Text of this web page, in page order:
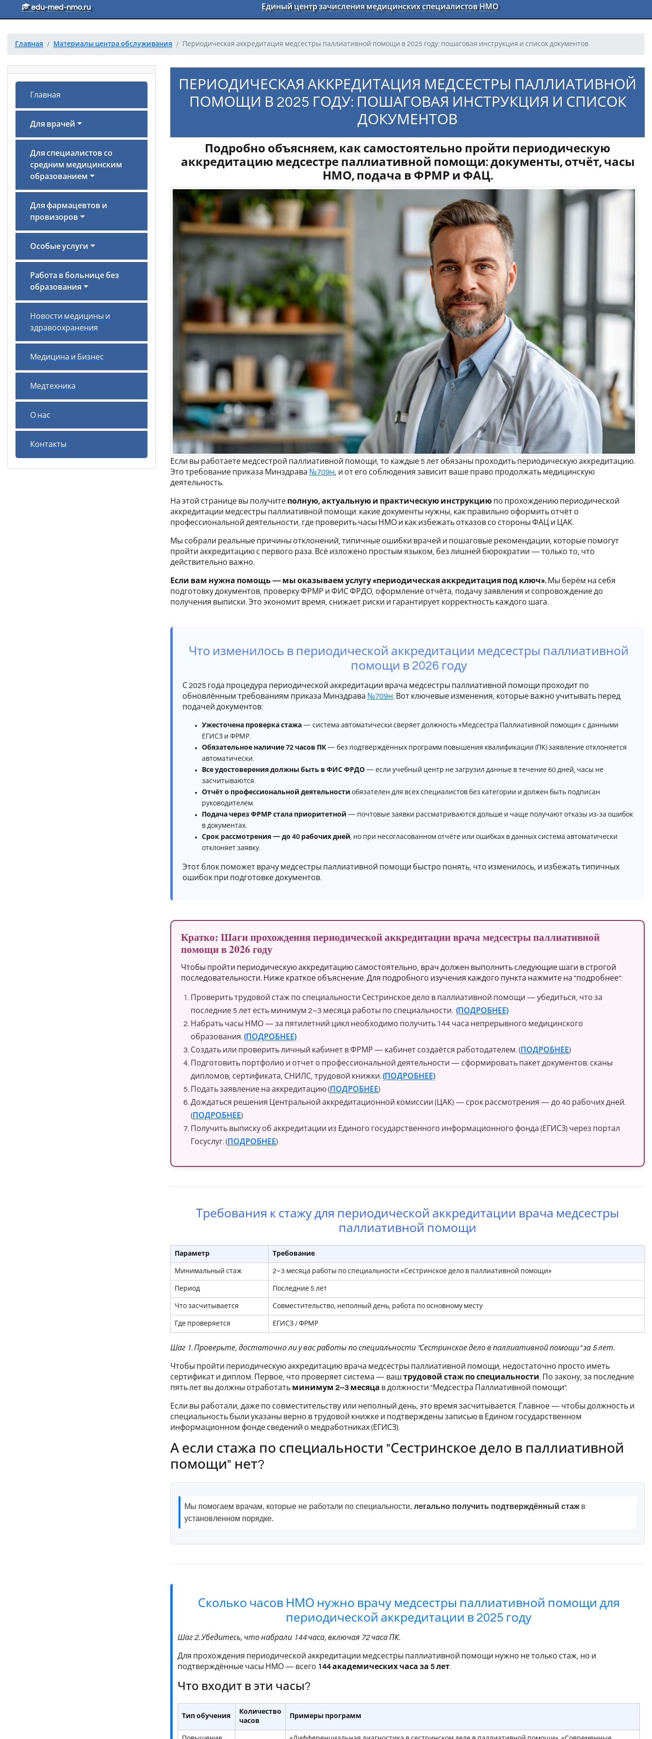
Перейти к основному тексту
edu-med-nmo.ru Единый центр зачисления медицинских специалистов НМО
Главная Материалы центра обслуживания Периодическая аккредитация медсестры паллиативной помощи в 2025 году: пошаговая инструкция и список документов
Главная
Для врачей
Для специалистов со
средним медицинским
образованием
Для фармацевтов и
провизоров
Особые услуги
Работа в больнице без
образования
Новости медицины и
здравоохранения
Медицина и Бизнес
Медтехника
О нас
Контакты
ПЕРИОДИЧЕСКАЯ АККРЕДИТАЦИЯ МЕДСЕСТРЫ ПАЛЛИАТИВНОЙ
ПОМОЩИ В 2025 ГОДУ: ПОШАГОВАЯ ИНСТРУКЦИЯ И СПИСОК
ДОКУМЕНТОВ
Подробно объясняем, как самостоятельно пройти периодическую
аккредитацию медсестре паллиативной помощи: документы, отчёт, часы
НМО, подача в ФРМР и ФАЦ.
Если вы работаете медсестрой паллиативной помощи, то каждые 5 лет обязаны проходить периодическую аккредитацию.
Это требование приказа Минздрава №709н , и от его соблюдения зависит ваше право продолжать медицинскую
деятельность.
На этой странице вы получите полную, актуальную и практическую инструкцию по прохождению периодической
аккредитации медсестры паллиативной помощи: какие документы нужны, как правильно оформить отчёт о
профессиональной деятельности, где проверить часы НМО и как избежать отказов со стороны ФАЦ и ЦАК.
Мы собрали реальные причины отклонений, типичные ошибки врачей и пошаговые рекомендации, которые помогут
пройти аккредитацию с первого раза. Всё изложено простым языком, без лишней бюрократии — только то, что
действительно важно.
Если вам нужна помощь — мы оказываем услугу «периодическая аккредитация под ключ». Мы берём на себя
подготовку документов, проверку ФРМР и ФИС ФРДО, оформление отчёта, подачу заявления и сопровождение до
получения выписки. Это экономит время, снижает риски и гарантирует корректность каждого шага.
Что изменилось в периодической аккредитации медсестры паллиативной
помощи в 2026 году
С 2025 года процедура периодической аккредитации врача медсестры паллиативной помощи проходит по
обновлённым требованиям приказа Минздрава №709н . Вот ключевые изменения, которые важно учитывать перед
подачей документов:
Ужесточена проверка стажа — система автоматически сверяет должность «Медсестра Паллиативной помощи» с данными
ЕГИСЗ и ФРМР.
Обязательное наличие 72 часов ПК — без подтверждённых программ повышения квалификации (ПК) заявление отклоняется
автоматически.
Все удостоверения должны быть в ФИС ФРДО — если учебный центр не загрузил данные в течение 60 дней, часы не
засчитываются.
Отчёт о профессиональной деятельности обязателен для всех специалистов без категории и должен быть подписан
руководителем.
Подача через ФРМР стала приоритетной — почтовые заявки рассматриваются дольше и чаще получают отказы из‑за ошибок
в документах.
Срок рассмотрения — до 40 рабочих дней , но при несогласованном отчёте или ошибках в данных система автоматически
отклоняет заявку.
Этот блок поможет врачу медсестры паллиативной помощи быстро понять, что изменилось, и избежать типичных
ошибок при подготовке документов.
Кратко: Шаги прохождения периодической аккредитации врача медсестры паллиативной
помощи в 2026 году
Чтобы пройти периодическую аккредитацию самостоятельно, врач должен выполнить следующие шаги в строгой
последовательности. Ниже краткое объяснение. Для подробного изучения каждого пункта нажмите на "подробнее":
Проверить трудовой стаж по специальности Сестринское дело в паллиативной помощи — убедиться, что за
последние 5 лет есть минимум 2–3 месяца работы по специальности. (ПОДРОБНЕЕ)
Набрать часы НМО — за пятилетний цикл необходимо получить 144 часа непрерывного медицинского
образования. (ПОДРОБНЕЕ)
Создать или проверить личный кабинет в ФРМР — кабинет создаётся работодателем. (ПОДРОБНЕЕ)
Подготовить портфолио и отчет о профессиональной деятельности — сформировать пакет документов: сканы
дипломов, сертификата, СНИЛС, трудовой книжки. (ПОДРОБНЕЕ)
Подать заявление на аккредитацию (ПОДРОБНЕЕ)
Дождаться решения Центральной аккредитационной комиссии (ЦАК) — срок рассмотрения — до 40 рабочих дней.
(ПОДРОБНЕЕ)
Получить выписку об аккредитации из Единого государственного информационного фонда (ЕГИСЗ) через портал
Госуслуг. (ПОДРОБНЕЕ)
Требования к стажу для периодической аккредитации врача медсестры
паллиативной помощи
Параметр Требование
Минимальный стаж 2–3 месяца работы по специальности «Сестринское дело в паллиативной помощи»
Период Последние 5 лет
Что засчитывается Совместительство, неполный день, работа по основному месту
Где проверяется ЕГИСЗ / ФРМР
Шаг 1. Проверьте, достаточно ли у вас работы по специальности "Сестринское дело в паллиативной помощи" за 5 лет.
Чтобы пройти периодическую аккредитацию врача медсестры паллиативной помощи, недостаточно просто иметь
сертификат и диплом. Первое, что проверяет система — ваш трудовой стаж по специальности . По закону, за последние
пять лет вы должны отработать минимум 2–3 месяца в должности "Медсестра Паллиативной помощи".
Если вы работали, даже по совместительству или неполный день, это время засчитывается. Главное — чтобы должность и
специальность были указаны верно в трудовой книжке и подтверждены записью в Едином государственном
информационном фонде сведений о медработниках (ЕГИСЗ).
А если стажа по специальности "Сестринское дело в паллиативной
помощи" нет?
Мы помогаем врачам, которые не работали по специальности, легально получить подтверждённый стажв
установленном порядке.
Сколько часов НМО нужно врачу медсестры паллиативной помощи для
периодической аккредитации в 2025 году
Шаг 2. Убедитесь, что набрали 144 часа, включая 72 часа ПК.
Для прохождения периодической аккредитации медсестры паллиативной помощи нужно не только стаж, но и
подтверждённые часы НМО — всего 144 академических часа за 5 лет
Что входит в эти часы?
Тип обучения
Количество
часов
Примеры программ